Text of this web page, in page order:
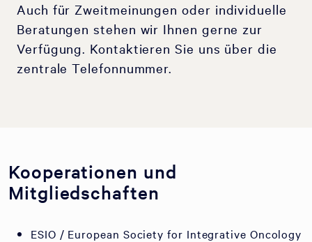
Auch für Zweitmeinungen oder individuelle
Beratungen stehen wir Ihnen gerne zur
Verfügung. Kontaktieren Sie uns über die
zentrale Telefonnummer.
Kooperationen und
Mitgliedschaften
ESIO / European Society for Integrative Oncology